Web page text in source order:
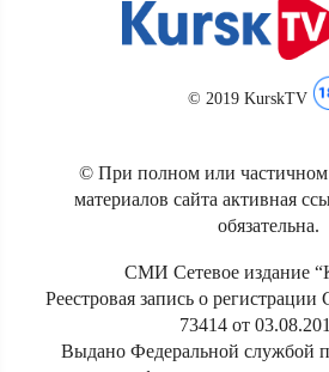
© 2019 KurskTV
© При полном или частичном
материалов сайта активная
обязательна.
СМИ Сетевое издание
Реестровая запись о
73414 от
Выдано Федеральной службой